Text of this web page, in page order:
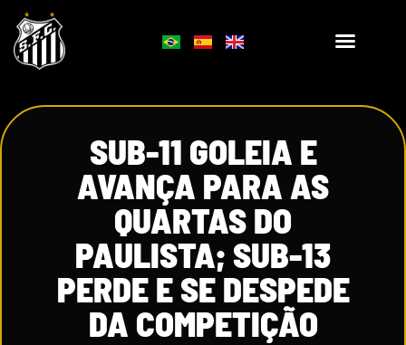
SUB-11 GOLEIA E
AVANÇA PARA AS
QUARTAS DO
PAULISTA; SUB-13
PERDE E SE DESPEDE
DA COMPETIÇÃO